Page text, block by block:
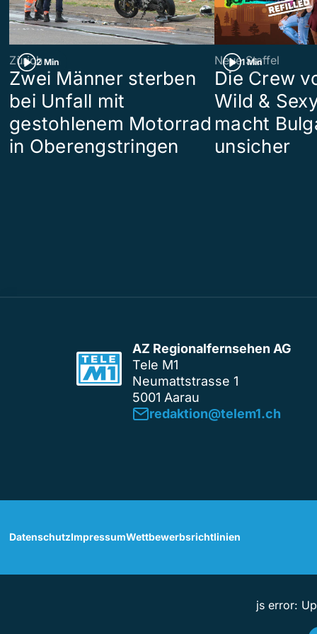
2 Min
Zürich
Zwei Männer sterben
bei Unfall mit
gestohlenem Motorrad
in Oberengstringen
1 Min
Neue Staffel
Die Crew
Wild &
macht
unsicher
AZ Regionalfernsehen AG
Tele M1
Neumattstrasse 1
5001 Aarau
redaktion@telem1.ch
DatenschutzImpressumWettbewerbsrichtlinien
js error: